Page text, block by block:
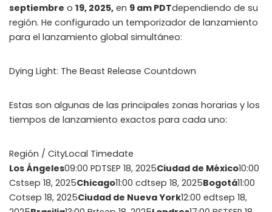
septiembre o 19, 2025, en 9 am PDTdependiendo de su
región. He configurado un temporizador de lanzamiento
para el lanzamiento global simultáneo:
Dying Light: The Beast Release Countdown
Estas son algunas de las principales zonas horarias y los
tiempos de lanzamiento exactos para cada uno:
Región / CityLocal Timedate
Los Ángeles09:00 PDTSEP 18, 2025Ciudad de México10:00
Cstsep 18, 2025Chicago11:00 cdtsep 18, 2025Bogotá11:00
Cotsep 18, 2025Ciudad de Nueva York12:00 edtsep 18,